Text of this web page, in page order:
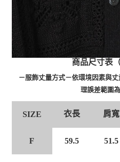
商品尺寸表
－服飾丈量方式－依環境因素與
理誤差範圍
SIZE 衣長 肩寬
F 59.5 51.5